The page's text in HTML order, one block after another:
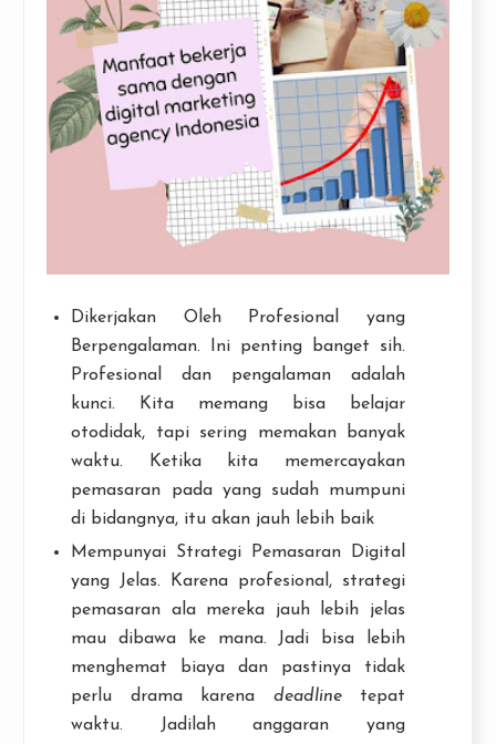
Dikerjakan Oleh Profesional yang
Berpengalaman. Ini penting banget sih.
Profesional dan pengalaman adalah
kunci. Kita memang bisa belajar
otodidak, tapi sering memakan banyak
waktu. Ketika kita memercayakan
pemasaran pada yang sudah mumpuni
di bidangnya, itu akan jauh lebih baik
Mempunyai Strategi Pemasaran Digital
yang Jelas. Karena profesional, strategi
pemasaran ala mereka jauh lebih jelas
mau dibawa ke mana. Jadi bisa lebih
menghemat biaya dan pastinya tidak
perlu drama karena deadlinetepat
waktu. Jadilah anggaran yang